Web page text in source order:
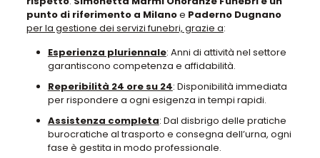
punto di riferimento a Milanoe Paderno Dugnano
per la gestione dei servizi funebri, grazie a:
Esperienza pluriennale: Anni di attività nel settore
garantiscono competenza e affidabilità.
Reperibilità 24 ore su 24: Disponibilità immediata
per rispondere a ogni esigenza in tempi rapidi.
Assistenza completa: Dal disbrigo delle pratiche
burocratiche al trasporto e consegna dell’urna, ogni
fase è gestita in modo professionale.